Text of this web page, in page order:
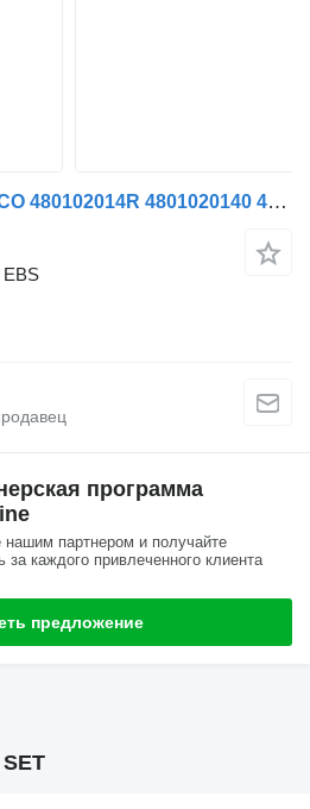
Модулятор EBS WABCO 480102014R 4801020140 4801020100 для полуприцепа
EBS
программа
нашим партнером и получайте
за каждого привлеченного клиента
предложение